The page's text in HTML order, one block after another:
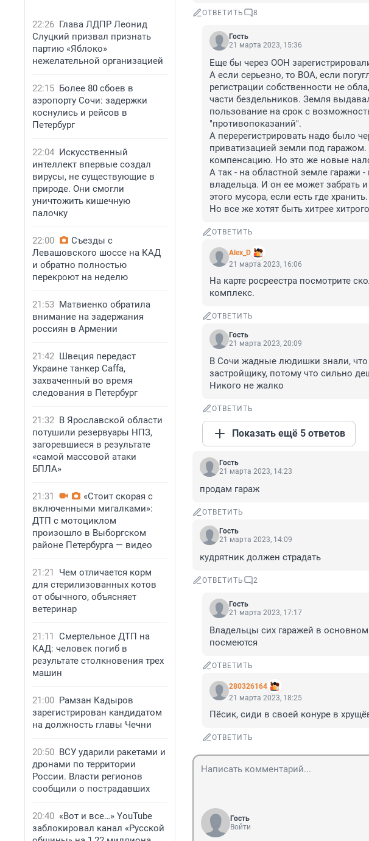
22:26 Глава ЛДПР Леонид
Слуцкий призвал признать
партию «Яблоко»
нежелательной организацией
22:15 Более 80 сбоев в
аэропорту Сочи: задержки
коснулись и рейсов в
Петербург
22:04 Искусственный
интеллект впервые создал
вирусы, не существующие в
природе. Они смогли
уничтожить кишечную
палочку
22:00
Съезды с
Левашовского шоссе на КАД
и обратно полностью
перекроют на неделю
21:53 Матвиенко обратила
внимание на задержания
россиян в Армении
21:42 Швеция передаст
Украине танкер Caffa,
захваченный во время
следования в Петербург
21:32 В Ярославской области
потушили резервуары НПЗ,
загоревшиеся в результате
«самой массовой атаки
БПЛА»
21:31
«Стоит скорая с
включенными мигалками»:
ДТП с мотоциклом
произошло в Выборгском
районе Петербурга — видео
21:21
Чем отличается корм
для стерилизованных котов
от обычного, объясняет
ветеринар
21:11 Смертельное ДТП на
КАД: человек погиб в
результате столкновения трех
машин
21:00 Рамзан Кадыров
зарегистрирован кандидатом
на должность главы Чечни
20:50 ВСУ ударили ракетами и
дронами по территории
России. Власти регионов
сообщили о пострадавших
20:40 «Вот и все…» YouTube
заблокировал канал «Русской
ОТВЕТИТЬ 8
Гость
21 марта 2023, 15:36
Еще бы через ООН
А если серьезно, то ВОА, если
регистрации собственности не
части бездельников. Земля
пользование на срок с
"противопоказаний".
А перерегистрировать надо было
приватизацией земли под
компенсацию. Но это же новые
А так - на областной земле гаражи
владельца. И он ее может забрать
этого мусора, если есть где хранить.
Но все же хотят быть хитрее
ОТВЕТИТЬ
Alex_D
21 марта 2023, 16:06
На карте росреестра посмотрите
комплекс.
ОТВЕТИТЬ
Гость
21 марта 2023, 20:09
В Сочи жадные людишки знали, что
застройщику, потому что сильно
Никого не жалко
ОТВЕТИТЬ
Показать ещё 5 ответов
Гость
21 марта 2023, 14:23
продам гараж
ОТВЕТИТЬ
Гость
21 марта 2023, 14:09
кудрятник должен страдать
ОТВЕТИТЬ 2
Гость
21 марта 2023, 17:17
Владельцы сих гаражей в
посмеются
ОТВЕТИТЬ
280326164
21 марта 2023, 18:25
Пёсик, сиди в своей конуре в
ОТВЕТИТЬ
Гость
Войти